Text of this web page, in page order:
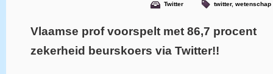
Twitter twitter, wetenschap
Vlaamse prof voorspelt met 86,7 procent
zekerheid beurskoers via Twitter!!